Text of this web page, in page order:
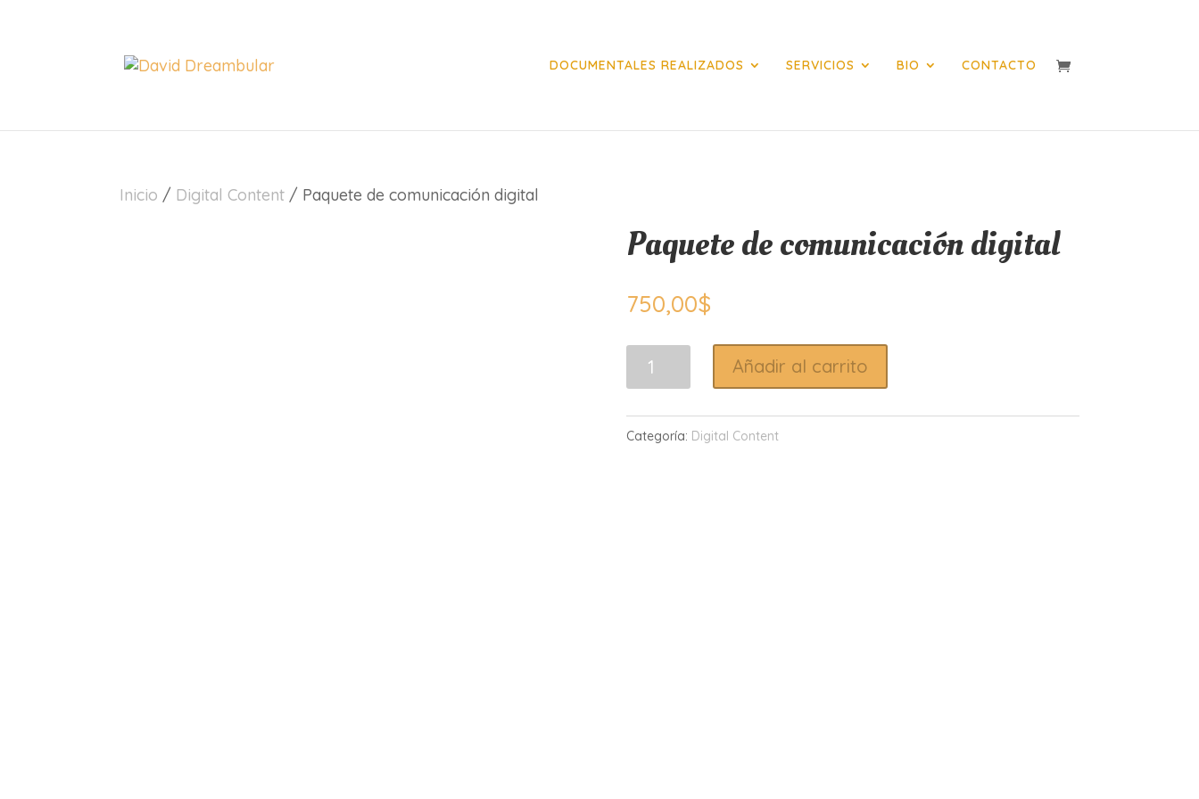
DOCUMENTALES REALIZADOS SERVICIOS BIO CONTACTO
Inicio / Digital Content / Paquete de comunicación digital
Paquete de comunicación digital
750,00$
Paquete
de
comunicación
digital
Añadir al carrito
Categoría: Digital Content